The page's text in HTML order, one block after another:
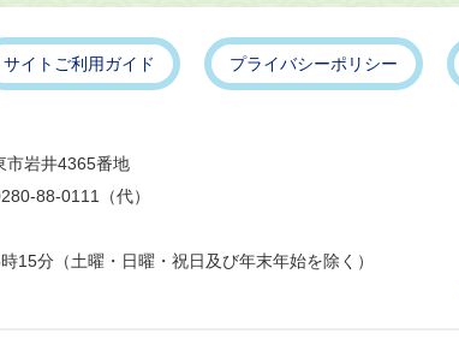
サイトご利用ガイド プライバシーポリシー
市岩井4365番地
88-0111（代）
15分（土曜・日曜・祝日及び年末年始を除く）